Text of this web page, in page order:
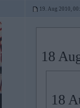
19. Aug 2010,
18
18